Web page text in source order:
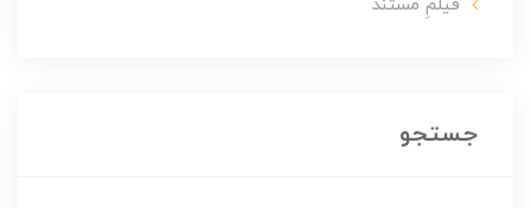
فیلمِ مستند
جستجو